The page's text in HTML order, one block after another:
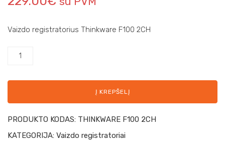
Vaizdo registratorius Thinkware F100 2CH
Į KREPŠELĮ
PRODUKTO KODAS: THINKWARE F100 2CH
KATEGORIJA: Vaizdo registratoriai